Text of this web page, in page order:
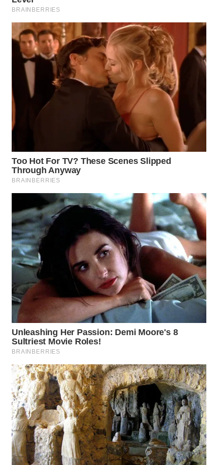
INDRAMAYU
WN
KUNINGAN
MAJALENGKA
WN
SUKABUMI
WN
PURWAKARTA
WN
PRIANGAN
TIMUR
WN
SEMARANG
SOLO
WN
BOROBUDUR
WN
MADURA
WN
SURABAYA
WN